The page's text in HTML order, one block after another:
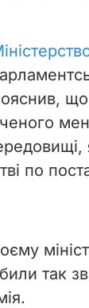
що
по
так